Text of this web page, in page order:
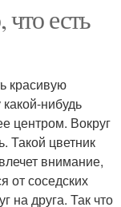
есть
красивую
нибудь
центром. Вокруг
Такой цветник
внимание,
от соседских
на друга. Так что